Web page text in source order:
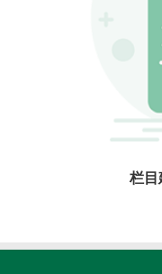
栏目